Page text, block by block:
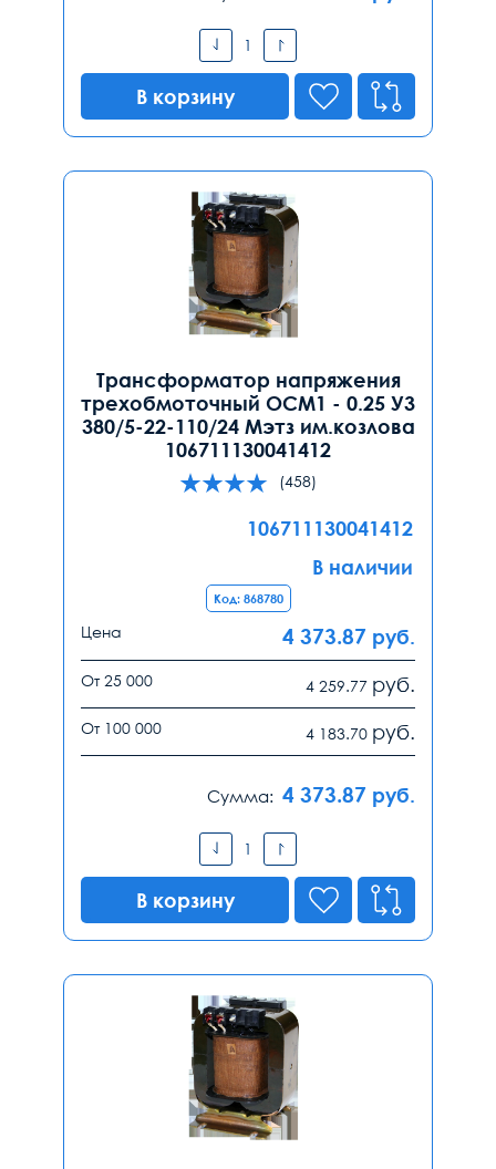
В корзину
Трансформатор напряжения
трехобмоточный ОСМ1 - 0.25 У3
380/5-22-110/24 Мэтз им.козлова
106711130041412
(458)
106711130041412
В наличии
Код: 868780
Цена 4 373.87 руб.
От 25 000 4 259.77 руб.
От 100 000 4 183.70 руб.
Сумма: 4 373.87 руб.
В корзину